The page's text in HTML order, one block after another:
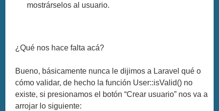
mostrárselos al usuario.
¿Qué nos hace falta acá?
Bueno, básicamente nunca le dijimos a Laravel qué o
cómo validar, de hecho la función User::isValid() no
existe, si presionamos el botón “Crear usuario” nos va a
arrojar lo siguiente: